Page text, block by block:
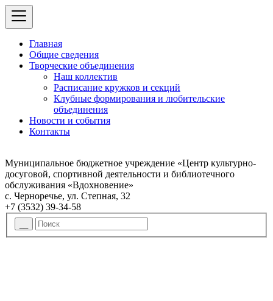
Главная
Общие сведения
Творческие объединения
Наш коллектив
Расписание кружков и секций
Клубные формирования и любительские
объединения
Новости и события
Контакты
Муниципальное бюджетное учреждение «Центр культурно-
досуговой, спортивной деятельности и библиотечного
обслуживания «Вдохновение»
с. Черноречье, ул. Степная, 32
+7 (3532) 39-34-58